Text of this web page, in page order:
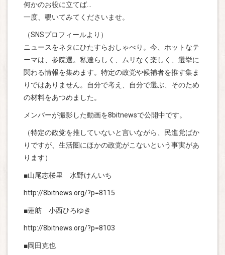
何かのお役に立てば…
一度、覗いてみてくださいませ。
（SNSプロフィールより）
ニュースをネタにひたすらおしゃべり。今、ホットなテ
ーマは、参院選。私達らしく、ムリなく楽しく、選挙に
関わる情報を集めます。特定の政党や候補者を推す集ま
りではありません。自分で考え、自分で選ぶ、そのため
の材料をあつめました。
メンバーが撮影した動画を8bitnewsで公開中です。
（特定の政党を推していないと言いながら、民進党ばか
りですが、生活圏にほかの政党がこないという事実があ
ります）
■山尾志桜里 水野けんいち
http://8bitnews.org/?p=8115
■蓮舫 小西ひろゆき
http://8bitnews.org/?p=8103
■岡田克也